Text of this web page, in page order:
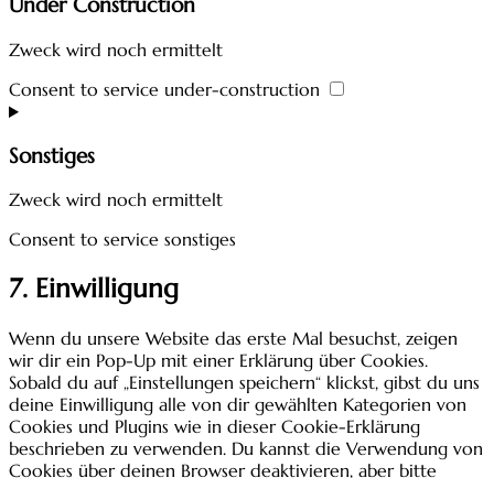
Under Construction
Zweck wird noch ermittelt
Consent to service under-construction
Sonstiges
Zweck wird noch ermittelt
Consent to service sonstiges
7. Einwilligung
Wenn du unsere Website das erste Mal besuchst, zeigen
wir dir ein Pop-Up mit einer Erklärung über Cookies.
Sobald du auf „Einstellungen speichern“ klickst, gibst du uns
deine Einwilligung alle von dir gewählten Kategorien von
Cookies und Plugins wie in dieser Cookie-Erklärung
beschrieben zu verwenden. Du kannst die Verwendung von
Cookies über deinen Browser deaktivieren, aber bitte